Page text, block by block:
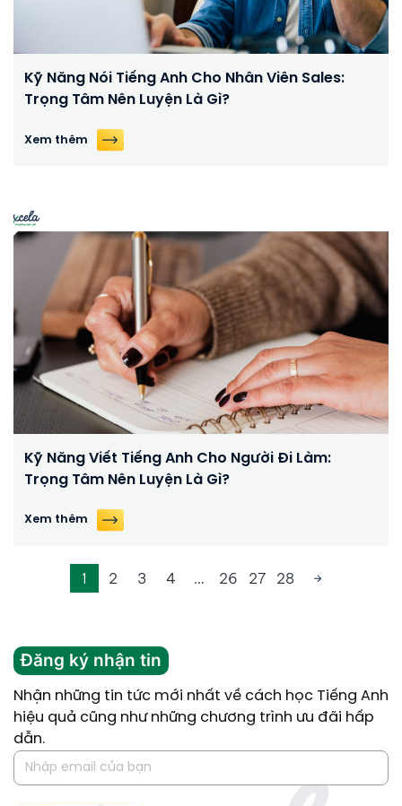
Kỹ Năng Nói Tiếng Anh Cho Nhân Viên Sales:
Trọng Tâm Nên Luyện Là Gì?
Xem thêm
Kỹ Năng Viết Tiếng Anh Cho Người Đi Làm:
Trọng Tâm Nên Luyện Là Gì?
Xem thêm
1 2 3 4 … 26 27 28
Đăng ký nhận tin
Nhận những tin tức mới nhất về cách học Tiếng Anh
hiệu quả cũng như những chương trình ưu đãi hấp
dẫn.